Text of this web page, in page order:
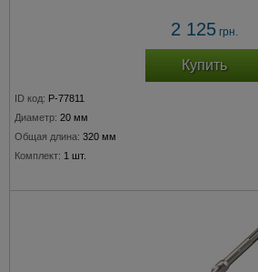
2 125 грн.
Купить
ID код: P-77811
Диаметр: 20 мм
Общая длина: 320 мм
Комплект: 1 шт.